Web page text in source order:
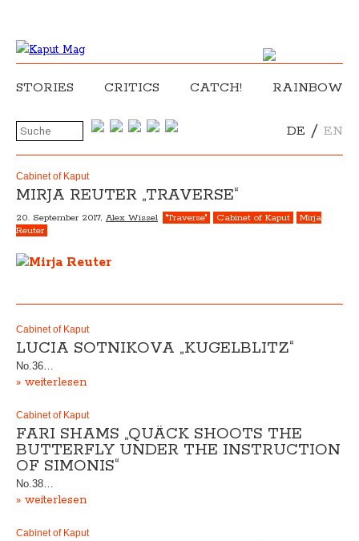
STORIES CRITICS CATCH! RAINBOW
DE / EN
Cabinet of Kaput
MIRJA REUTER „TRAVERSE“
20. September 2017, Alex Wissel "Traverse" Cabinet of Kaput
Mirja
Reuter
Cabinet of Kaput
LUCIA SOTNIKOVA „KUGELBLITZ“
No.36…
» weiterlesen
Cabinet of Kaput
FARI SHAMS „QUÄCK SHOOTS THE
BUTTERFLY UNDER THE INSTRUCTION
OF SIMONIS“
No.38…
» weiterlesen
Cabinet of Kaput